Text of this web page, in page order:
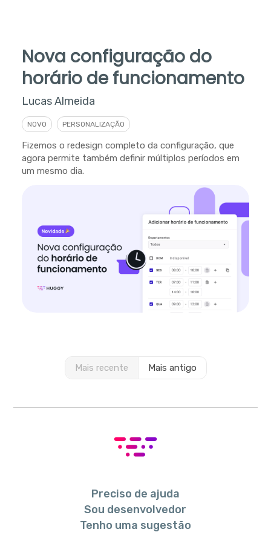
Nova configuração do
horário de funcionamento
Lucas Almeida
NOVO PERSONALIZAÇÃO
Fizemos o redesign completo da configuração, que
agora permite também definir múltiplos períodos em
um mesmo dia.
Mais recente Mais antigo
Preciso de ajuda
Sou desenvolvedor
Tenho uma sugestão